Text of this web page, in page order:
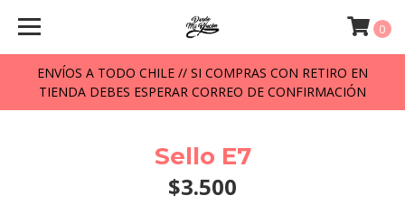
ENVÍOS A TODO CHILE // SI COMPRAS CON RETIRO EN
TIENDA DEBES ESPERAR CORREO DE CONFIRMACIÓN
0
Sello E7
$3.500